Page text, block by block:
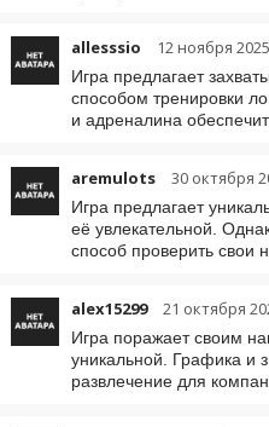
allesssio 12 ноября
Игра предлагает
способом тренировки
и адреналина
aremulots 30 октября
Игра предлагает
её увлекательной.
способ проверить свои
alex15299 21 октября
Игра поражает своим
уникальной. Графика и
развлечение для